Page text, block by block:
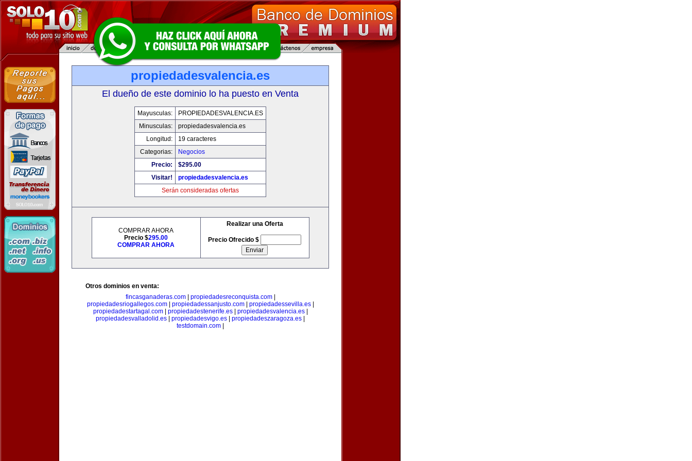
propiedadesvalencia.es
El dueño de este dominio lo ha puesto en Venta
Mayusculas:
PROPIEDADESVALENCIA.ES
Minusculas:
propiedadesvalencia.es
Longitud:
19 caracteres
Categorias:
Negocios
Precio:
$295.00
Visitar!
propiedadesvalencia.es
Serán consideradas ofertas
COMPRAR AHORA
Precio $295.00
COMPRAR AHORA
Realizar una Oferta
Precio Ofrecido $
Otros dominios en venta:
fincasganaderas.com| propiedadesreconquista.com|
propiedadesriogallegos.com| propiedadessanjusto.com| propiedadessevilla.es|
propiedadestartagal.com| propiedadestenerife.es| propiedadesvalencia.es|
propiedadesvalladolid.es
propiedadesvigo.es propiedadeszaragoza.es
testdomain.com